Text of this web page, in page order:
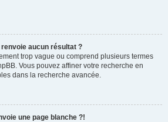
aucun résultat ?
trop vague ou comprend plusieurs termes
Vous pouvez affiner votre recherche en
dans la recherche avancée.
une page blanche ?!